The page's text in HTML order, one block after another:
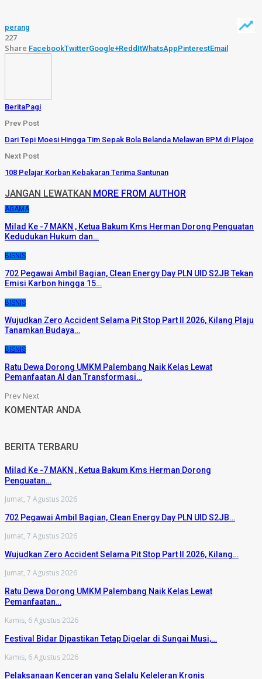
perang
227
Share FacebookTwitterGoogle+ReddItWhatsAppPinterestEmail
BeritaPagi
Prev Post
Dari Tepi Moesi Hingga Tim Sepak Bola Belanda Melawan BPM di Plajoe
Next Post
108 Pelajar Korban Kebakaran Terima Santunan
JANGAN LEWATKAN MORE FROM AUTHOR
AGAMA
Milad Ke -7 MAKN , Ketua Bakum Kms Herman Dorong Penguatan
Kedudukan Hukum dan…
BISNIS
702 Pegawai Ambil Bagian, Clean Energy Day PLN UID S2JB Tekan
Emisi Karbon hingga 15…
BISNIS
Wujudkan Zero Accident Selama Pit Stop Part II 2026, Kilang Plaju
Tanamkan Budaya…
BISNIS
Ratu Dewa Dorong UMKM Palembang Naik Kelas Lewat
Pemanfaatan AI dan Transformasi…
Prev Next
KOMENTAR ANDA
BERITA TERBARU
Milad Ke -7 MAKN , Ketua Bakum Kms Herman Dorong
Penguatan…
Jumat, 7 Agustus 2026
702 Pegawai Ambil Bagian, Clean Energy Day PLN UID S2JB…
Jumat, 7 Agustus 2026
Wujudkan Zero Accident Selama Pit Stop Part II 2026, Kilang…
Jumat, 7 Agustus 2026
Ratu Dewa Dorong UMKM Palembang Naik Kelas Lewat
Pemanfaatan…
Kamis, 6 Agustus 2026
Festival Bidar Dipastikan Tetap Digelar di Sungai Musi,…
Kamis, 6 Agustus 2026
Pelaksanaan Kenceran yang Selalu Keleleran Kronis